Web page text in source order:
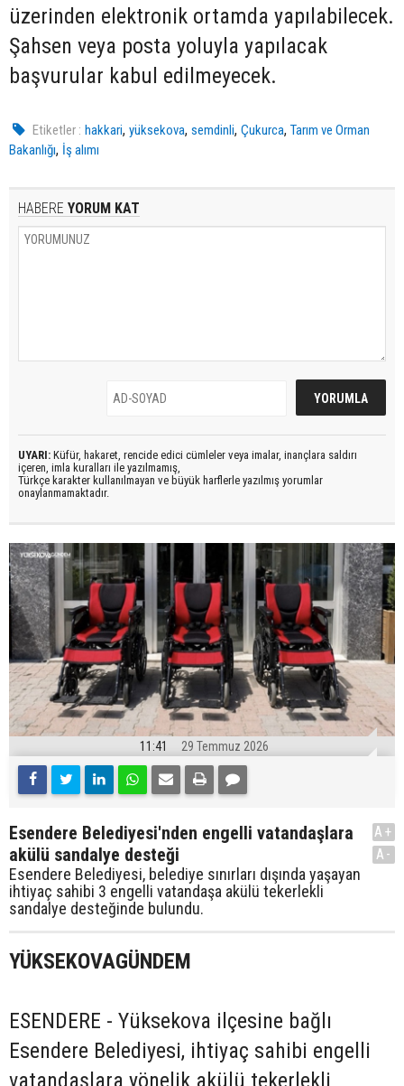
üzerinden elektronik ortamda yapılabilecek.
Şahsen veya posta yoluyla yapılacak
başvurular kabul edilmeyecek.
Etiketler : hakkari,yüksekova,semdinli,Çukurca,Tarım ve Orman
Bakanlığı, İş alımı
HABERE YORUM KAT
UYARI: Küfür, hakaret, rencide edici cümleler veya imalar, inançlara saldırı
içeren, imla kuralları ile yazılmamış,
Türkçe karakter kullanılmayan ve büyük harflerle yazılmış yorumlar
onaylanmamaktadır.
11:41 29 Temmuz 2026
Esendere Belediyesi'nden engelli vatandaşlara
akülü sandalye desteği
Esendere Belediyesi, belediye sınırları dışında yaşayan
ihtiyaç sahibi 3 engelli vatandaşa akülü tekerlekli
sandalye desteğinde bulundu.
A+
A-
YÜKSEKOVAGÜNDEM
ESENDERE - Yüksekova ilçesine bağlı
Esendere Belediyesi, ihtiyaç sahibi engelli
vatandaşlara yönelik akülü tekerlekli